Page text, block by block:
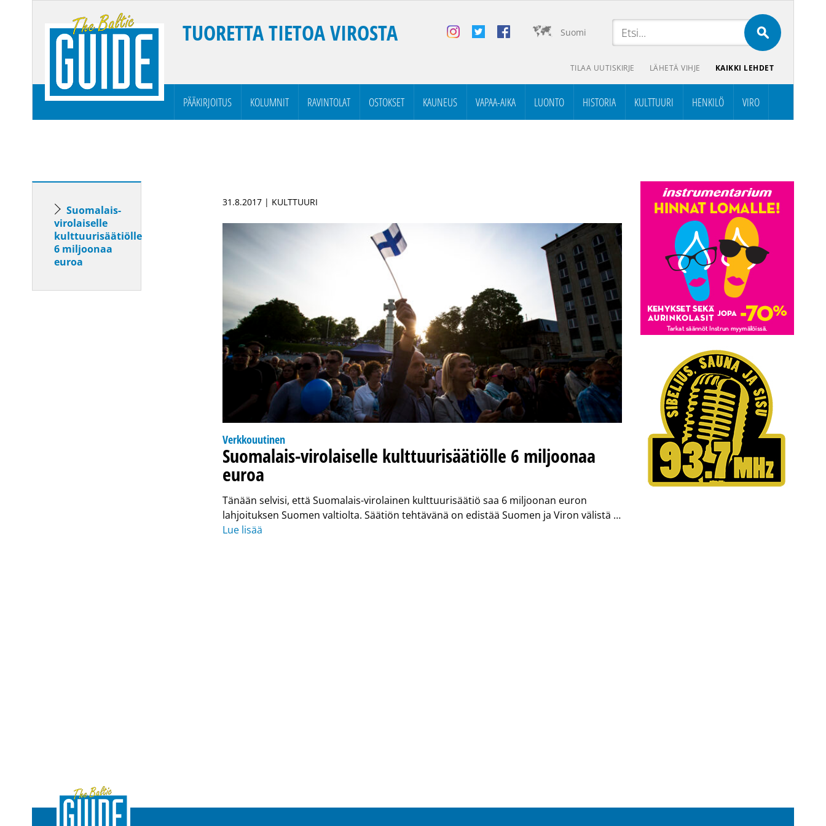
Suomi
TUORETTA TIETOA VIROSTA
TILAA UUTISKIRJE LÄHETÄ VIHJE KAIKKI LEHDET
PÄÄKIRJOITUS KOLUMNIT RAVINTOLAT OSTOKSET KAUNEUS VAPAA-AIKA LUONTO HISTORIA KULTTUURI HENKILÖ VIRO
Suomalais-
virolaiselle
kulttuurisäätiölle
6 miljoonaa
euroa
31.8.2017 | KULTTUURI
Verkkouutinen
Suomalais-virolaiselle kulttuurisäätiölle 6 miljoonaa
euroa
Tänään selvisi, että Suomalais-virolainen kulttuurisäätiö saa 6 miljoonan euron
lahjoituksen Suomen valtiolta. Säätiön tehtävänä on edistää Suomen ja Viron välistä …
Lue lisää